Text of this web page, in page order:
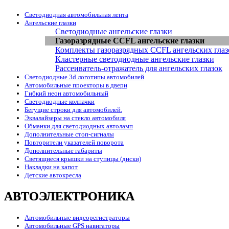
Светодиодная автомобильная лента
Ангельские глазки
Светодиодные ангельские глазки
Газоразрядные CCFL ангельские глазки
Комплекты газоразрядных CCFL ангельских
Кластерные светодиодные ангельские глазки
Рассеиватель-отражатель для ангельских глазок
Светодиодные 3d логотипы автомобилей
Автомобильные проекторы в двери
Гибкий неон автомобильный
Светодиодные колпачки
Бегущие строки для автомобилей.
Эквалайзеры на стекло автомобиля
Обманки для светодиодных автоламп
Дополнительные стоп-сигналы
Повторители указателей поворота
Дополнительные габариты
Светящиеся крышки на ступицы (диски)
Накладки на капот
Детские автокресла
АВТОЭЛЕКТРОНИКА
Автомобильные видеорегистраторы
Автомобильные GPS навигаторы